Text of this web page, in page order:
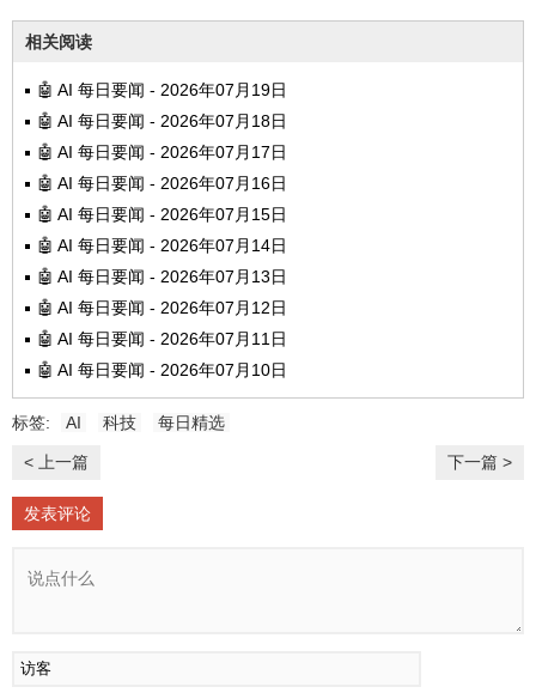
相关阅读
🤖 AI 每日要闻 - 2026年07月19日
🤖 AI 每日要闻 - 2026年07月18日
🤖 AI 每日要闻 - 2026年07月17日
🤖 AI 每日要闻 - 2026年07月16日
🤖 AI 每日要闻 - 2026年07月15日
🤖 AI 每日要闻 - 2026年07月14日
🤖 AI 每日要闻 - 2026年07月13日
🤖 AI 每日要闻 - 2026年07月12日
🤖 AI 每日要闻 - 2026年07月11日
🤖 AI 每日要闻 - 2026年07月10日
标签: AI 科技 每日精选
< 上一篇 下一篇 >
发表评论